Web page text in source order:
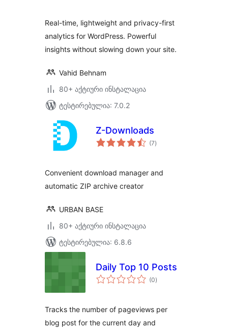
Real-time, lightweight and privacy-first
analytics for WordPress. Powerful
insights without slowing down your site.
Vahid Behnam
80+ აქტიური ინსტალაცია
ტესტირებულია: 7.0.2
Z-Downloads
(7საერთო
რეიტინგი
)
Convenient download manager and
automatic ZIP archive creator
URBAN BASE
80+ აქტიური ინსტალაცია
ტესტირებულია: 6.8.6
Daily Top 10 Posts
(0საერთო
რეიტინგი
)
Tracks the number of pageviews per
blog post for the current day and